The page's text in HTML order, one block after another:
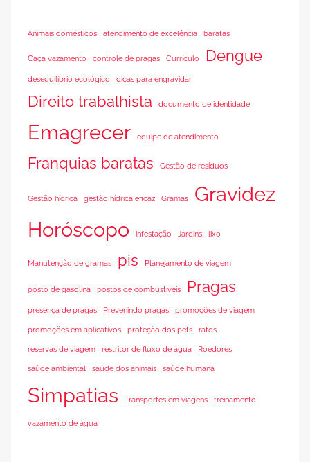
Animais domésticos atendimento de excelência baratas
Caça vazamento controle de pragas Currículo Dengue
desequilíbrio ecológico dicas para engravidar
Direito trabalhista documento de identidade
Emagrecer equipe de atendimento
Franquias baratas Gestão de resíduos
Gestão hídrica gestão hídrica eficaz Gramas
Gravidez
Horóscopo
infestação Jardins lixo
Manutenção de gramas pis Planejamento de viagem
posto de gasolina postos de combustíveis Pragas
presença de pragas Prevenindo pragas promoções de viagem
promoções em aplicativos proteção dos pets ratos
reservas de viagem restritor de fluxo de água Roedores
saúde ambiental saúde dos animais saúde humana
Simpatias Transportes em viagens treinamento
vazamento de água